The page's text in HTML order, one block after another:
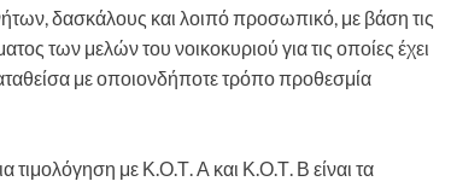
δασκάλους και λοιπό προσωπικό, με βάση τις
των μελών του νοικοκυριού για τις οποίες έχει
με οποιονδήποτε τρόπο προθεσμία
τιμολόγηση με Κ.Ο.Τ. Α και Κ.Ο.Τ. Β είναι τα